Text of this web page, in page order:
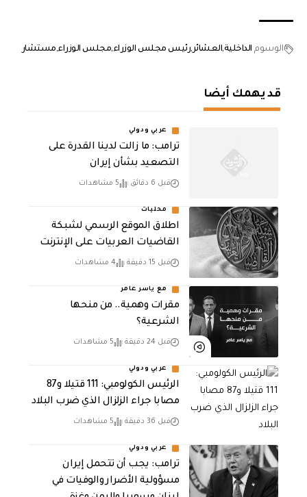
الوسوم الداخليةالعشائررئيس مجلس الوزراءمجلس الوزراء مستشار
قد يهمك أيضا
عربي ودولي
ترامب: ما زالت لدينا القدرة على
التصعيد بشأن إيران
قبل 6 دقائق 5 مشاهدات
محليات
اطلاق الموقع الرسمي لشبكة
القاضيات العربيات على الإنترنت
قبل 15 دقيقة 4 مشاهدات
مع ياسر عامر
مقرات وهمية.. من منحها
الشرعية؟
قبل 24 دقيقة 5 مشاهدات
عربي ودولي
الرئيس الكولومبي: 111 قتيلا و87
مصابا جراء الزلزال الذي ضرب البلاد
قبل 36 دقيقة 5 مشاهدات
عربي ودولي
ترامب: يجب أن تتحمل إيران
مسؤولية الأضرار والوفيات في